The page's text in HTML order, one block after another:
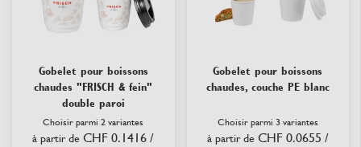
Gobelet pour boissons
chaudes "FRISCH & fein"
double paroi
Choisir parmi 2 variantes
à partir de CHF 0.1416 /
Gobelet pour boissons
chaudes, couche PE blanc
Choisir parmi 3 variantes
à partir de CHF 0.0655 /